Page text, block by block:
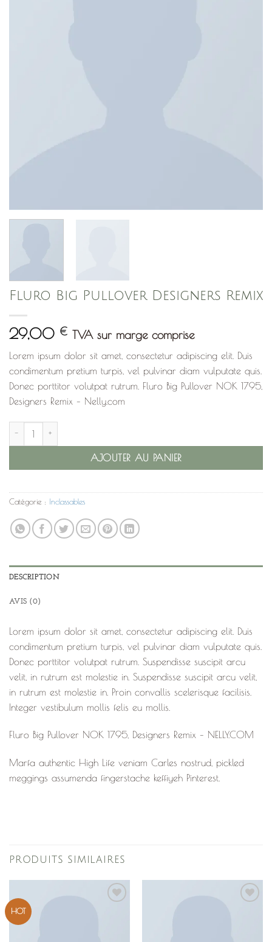
Fluro Big Pullover Designers Remix
29,00 € TVA sur marge comprise
Lorem ipsum dolor sit amet, consectetur adipiscing elit. Duis
condimentum pretium turpis, vel pulvinar diam vulputate quis.
Donec porttitor volutpat rutrum. Fluro Big Pullover NOK 1795,
Designers Remix – Nelly.com
quantité de Fluro Big Pullover Designers Remix
AJOUTER AU PANIER
Catégorie : Inclassables
DESCRIPTION
AVIS (0)
Lorem ipsum dolor sit amet, consectetur adipiscing elit. Duis
condimentum pretium turpis, vel pulvinar diam vulputate quis.
Donec porttitor volutpat rutrum. Suspendisse suscipit arcu
velit, in rutrum est molestie in. Suspendisse suscipit arcu velit,
in rutrum est molestie in. Proin convallis scelerisque facilisis.
Integer vestibulum mollis felis eu mollis.
Fluro Big Pullover NOK 1795, Designers Remix – NELLY.COM
Marfa authentic High Life veniam Carles nostrud, pickled
meggings assumenda fingerstache keffiyeh Pinterest.
PRODUITS SIMILAIRES
HOT